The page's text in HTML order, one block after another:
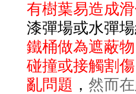
有樹葉易造成
漆彈場或水彈
鐵桶做為遮蔽
碰撞或接觸割
亂問題 ， 然而